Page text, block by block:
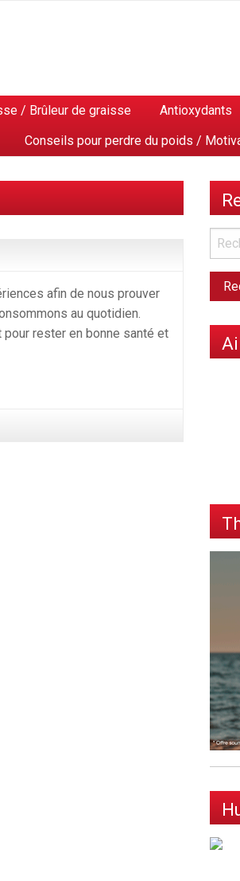
/ Brûleur de graisse Antioxydants
Conseils pour perdre du poids /
afin de nous prouver
au quotidien.
rester en bonne santé et